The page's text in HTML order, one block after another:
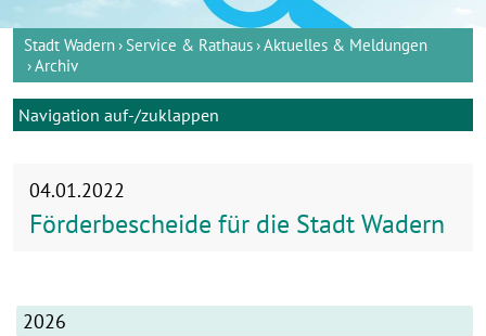
Stadt Wadern Service & Rathaus Aktuelles & Meldungen
Archiv
Navigation auf-/zuklappen
04.01.2022
Förderbescheide für die Stadt Wadern
2026